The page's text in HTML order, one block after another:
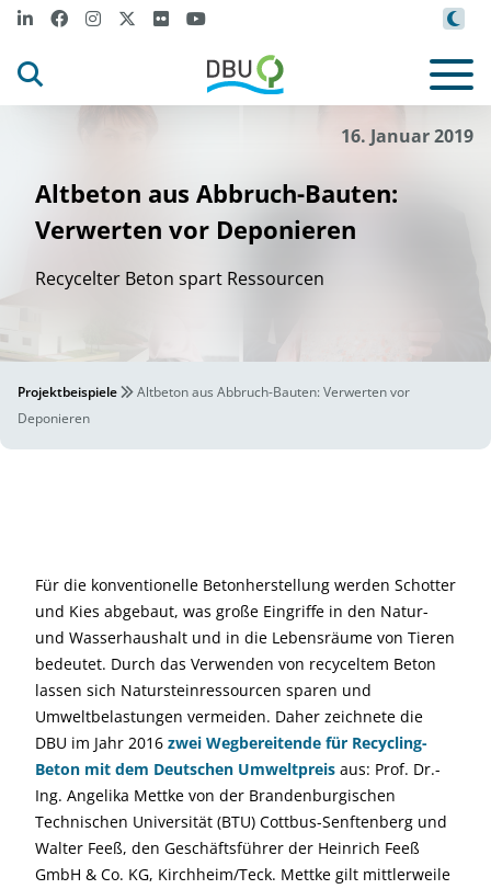
16. Januar 2019
Altbeton aus Abbruch-Bauten:
Verwerten vor Deponieren
Recycelter Beton spart Ressourcen
Projektbeispiele
Altbeton aus Abbruch-Bauten: Verwerten vor
Deponieren
Für die konventionelle Betonherstellung werden Schotter
und Kies abgebaut, was große Eingriffe in den Natur-
und Wasserhaushalt und in die Lebensräume von Tieren
bedeutet. Durch das Verwenden von recyceltem Beton
lassen sich Natursteinressourcen sparen und
Umweltbelastungen vermeiden. Daher zeichnete die
DBU im Jahr 2016 zwei Wegbereitende für Recycling-
Beton mit dem Deutschen Umweltpreis aus: Prof. Dr.-
Ing. Angelika Mettke von der Brandenburgischen
Technischen Universität (BTU) Cottbus-Senftenberg und
Walter Feeß, den Geschäftsführer der Heinrich Feeß
GmbH & Co. KG, Kirchheim/Teck. Mettke gilt mittlerweile